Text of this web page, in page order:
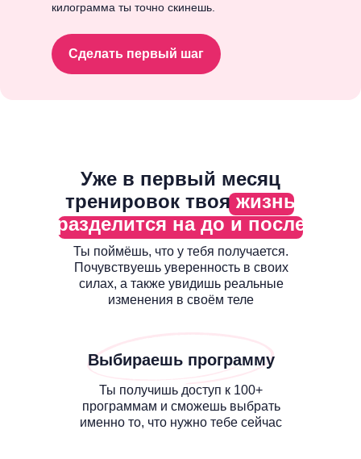
килограмма ты точно скинешь.
Сделать первый шаг
Ты поймёшь, что у тебя получается.
Почувствуешь уверенность в своих
силах, а также увидишь реальные
изменения в своём теле
Уже в первый месяц
тренировок твояжизнь
разделится на до и после
Выбираешь программу
Ты получишь доступ к 100+
программам и сможешь выбрать
именно то, что нужно тебе сейчас